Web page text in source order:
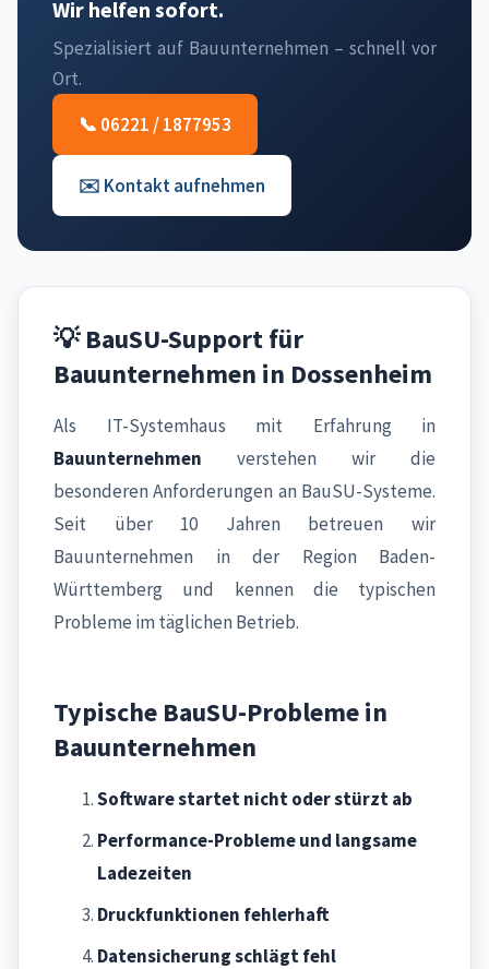
Wir helfen sofort.
Spezialisiert auf Bauunternehmen – schnell vor
Ort.
📞 06221 / 1877953
✉️ Kontakt aufnehmen
💡 BauSU-Support für
Bauunternehmen in Dossenheim
Als IT-Systemhaus mit Erfahrung in
Bauunternehmen verstehen wir die
besonderen Anforderungen an BauSU-Systeme.
Seit über 10 Jahren betreuen wir
Bauunternehmen in der Region Baden-
Württemberg und kennen die typischen
Probleme im täglichen Betrieb.
Typische BauSU-Probleme in
Bauunternehmen
Software startet nicht oder stürzt ab
Performance-Probleme und langsame
Ladezeiten
Druckfunktionen fehlerhaft
Datensicherung schlägt fehl